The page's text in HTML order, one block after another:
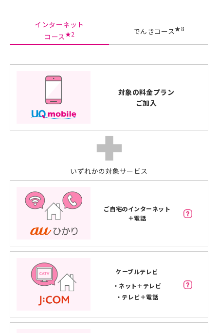
インターネット
コース★2 でんきコース★8
対象の料金プラン
ご加入
いずれかの対象サービス
ご自宅のインターネット
＋電話
ケーブルテレビ
・ネット＋テレビ
・テレビ＋電話